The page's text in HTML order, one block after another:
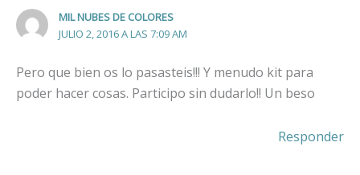
MIL NUBES DE COLORES
JULIO 2, 2016 A LAS 7:09 AM
Pero que bien os lo pasasteis!!! Y menudo kit para
poder hacer cosas. Participo sin dudarlo!! Un beso
Responder